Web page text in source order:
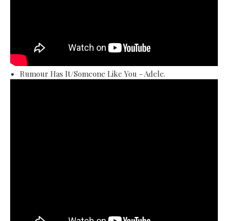
Rumour Has It/Someone Like You - Adele.